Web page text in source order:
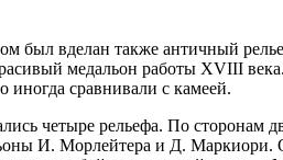
был вделан также античный
медальон работы XVIII
иногда сравнивали с камеей.
четыре рельефа. По сторонам
И. Морлейтера и Д.